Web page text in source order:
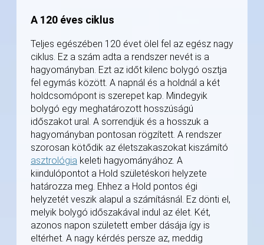
A 120 éves ciklus
Teljes egészében 120 évet ölel fel az egész nagy
ciklus. Ez a szám adta a rendszer nevét is a
hagyományban. Ezt az időt kilenc bolygó osztja
fel egymás között. A napnál és a holdnál a két
holdcsomópont is szerepet kap. Mindegyik
bolygó egy meghatározott hosszúságú
időszakot ural. A sorrendjük és a hosszuk a
hagyományban pontosan rögzített. A rendszer
szorosan kötődik az életszakaszokat kiszámító
asztrológia keleti hagyományához. A
kiindulópontot a Hold születéskori helyzete
határozza meg. Ehhez a Hold pontos égi
helyzetét veszik alapul a számításnál. Ez dönti el,
melyik bolygó időszakával indul az élet. Két,
azonos napon született ember dásája így is
eltérhet. A nagy kérdés persze az, meddig